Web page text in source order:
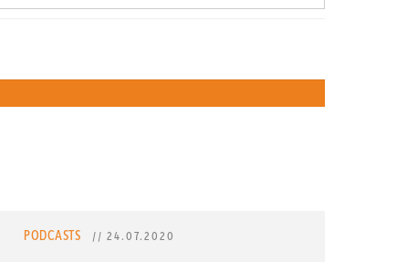
PODCASTS // 24.07.2020